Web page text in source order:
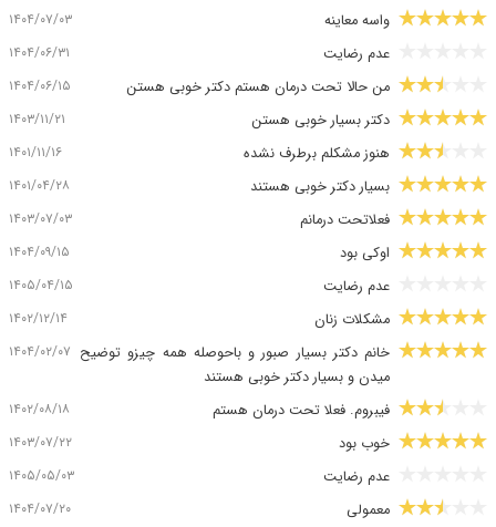
واسه معاینه ۱۴۰۴/۰۷/۰۳
عدم رضایت ۱۴۰۴/۰۶/۳۱
من حالا تحت درمان هستم دکتر خوبی هستن ۱۴۰۴/۰۶/۱۵
دکتر بسیار خوبی هستن ۱۴۰۳/۱۱/۲۱
هنوز مشکلم برطرف نشده ۱۴۰۱/۱۱/۱۶
بسیار دکتر خوبی هستند ۱۴۰۱/۰۴/۲۸
فعلاتحت درمانم ۱۴۰۳/۰۷/۰۳
اوکی بود ۱۴۰۴/۰۹/۱۵
عدم رضایت ۱۴۰۵/۰۴/۱۵
مشکلات زنان ۱۴۰۲/۱۲/۱۴
خانم دکتر بسیار صبور و باحوصله همه چیزو توضیح
میدن و بسیار دکتر خوبی هستند
۱۴۰۴/۰۲/۰۷
فیبروم. فعلا تحت درمان هستم ۱۴۰۲/۰۸/۱۸
خوب بود ۱۴۰۳/۰۷/۲۲
عدم رضایت ۱۴۰۵/۰۵/۰۳
معمولی ۱۴۰۴/۰۷/۲۰